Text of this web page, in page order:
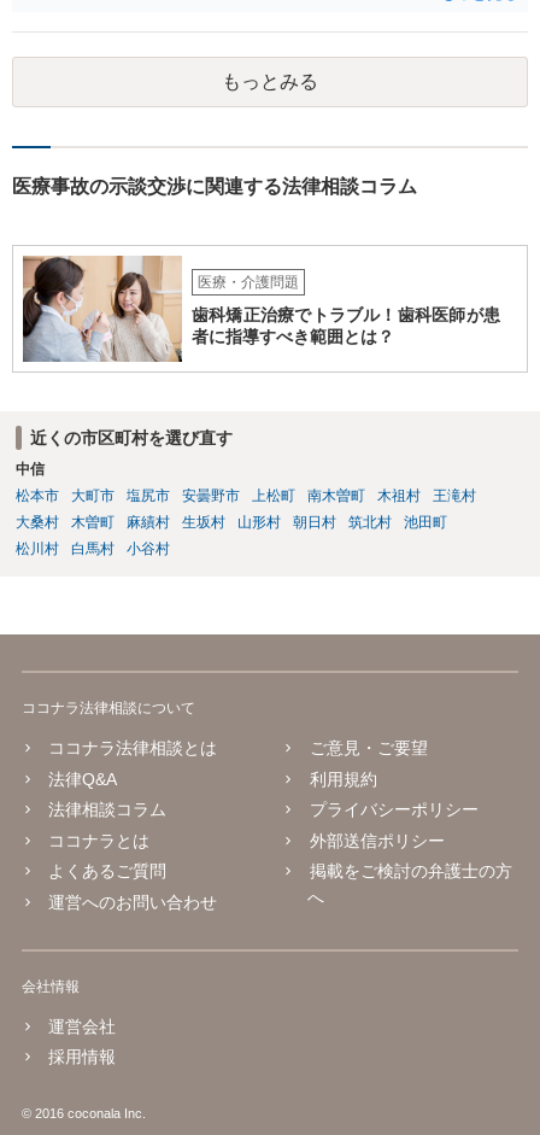
実だとしても責任を負うのは弟さんです。弟さんの詳しいご状況は分
かりませんが、現在お仕事をされて一人暮らしもできているというこ
とですから、自立施設にいたからといって責任無能力者ということに
はなりません。また、お父様が施設に入所させたことと今回の争いと
ない」として考える時間や弁護士に相談する時間を与えないことも怪
手の言っている事実がなければ詐欺ですので警察にもご相談くださ
い。施設の方には、「こちらも弁護士に相談します」と告げ、支払い
はせず、弁護士にご相談されることをお勧めします。 ご参考になれば
幸いです。
もっとみる
医療事故の示談交渉に関連する法律相談コラム
医療・介護問題
歯科矯正治療でトラブル！歯科医師が患
者に指導すべき範囲とは？
近くの市区町村を選び直す
中信
松本市
大町市 塩尻市 安曇野市 上松町 南木曽町 木祖村
王滝村
大桑村
木曽町 麻績村 生坂村 山形村 朝日村 筑北村
池田町
松川村
白馬村 小谷村
ココナラ法律相談について
ココナラ法律相談とは
法律Q&A
法律相談コラム
ココナラとは
よくあるご質問
運営へのお問い合わせ
ご意見・ご要望
利用規約
プライバシーポリシー
外部送信ポリシー
掲載をご検討の弁護士の方
へ
会社情報
運営会社
採用情報
© 2016 coconala Inc.